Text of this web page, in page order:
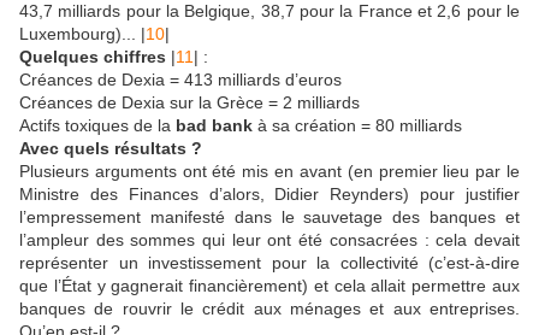
43,7 milliards pour la Belgique, 38,7 pour la France et 2,6 pour le
Luxembourg)... |10|
Quelques chiffres |11 | :
Créances de Dexia = 413 milliards d’euros
Créances de Dexia sur la Grèce = 2 milliards
Actifs toxiques de la bad bank à sa création = 80 milliards
Avec quels résultats ?
Plusieurs arguments ont été mis en avant (en premier lieu par le
Ministre des Finances d’alors, Didier Reynders) pour justifier
l’empressement manifesté dans le sauvetage des banques et
l’ampleur des sommes qui leur ont été consacrées : cela devait
représenter un investissement pour la collectivité (c’est-à-dire
que l’État y gagnerait financièrement) et cela allait permettre aux
banques de rouvrir le crédit aux ménages et aux entreprises.